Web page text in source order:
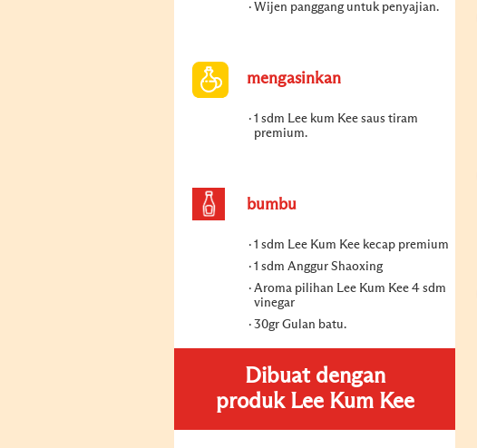
Wijen panggang untuk penyajian.
mengasinkan
1 sdm Lee kum Kee saus tiram
premium.
bumbu
1 sdm Lee Kum Kee kecap premium
1 sdm Anggur Shaoxing
Aroma pilihan Lee Kum Kee 4 sdm
vinegar
30gr Gulan batu.
Dibuat dengan
produk Lee Kum Kee